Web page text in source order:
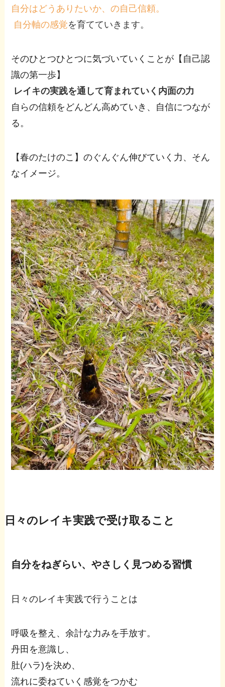
自分はどうありたいか、の自己信頼。
自分軸の感覚を育てていきます。
そのひとつひとつに気づいていくことが【自己認
識の第一歩】
レイキの実践を通して育まれていく内面の力
自らの信頼をどんどん高めていき、自信につなが
る。
【春のたけのこ】のぐんぐん伸びていく力、そん
なイメージ。
日々のレイキ実践で受け取ること
自分をねぎらい、やさしく見つめる習慣
日々のレイキ実践で行うことは
呼吸を整え、余計な力みを手放す。
丹田を意識し、
肚(ハラ)を決め、
流れに委ねていく感覚をつかむ